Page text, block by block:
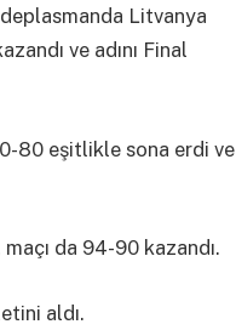
Litvanya
ve adını Final
80 eşitlikle sona erdi ve
da 94-90 kazandı.
aldı.